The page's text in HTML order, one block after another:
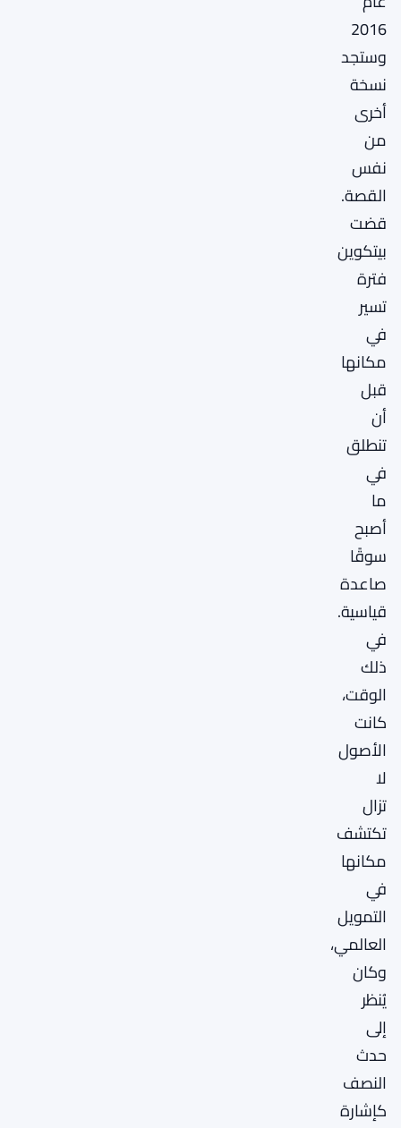
2016
وستجد
نسخة
أخرى
من
نفس
القصة.
قضت
بيتكوين
فترة
تسير
في
مكانها
قبل
أن
تنطلق
في
ما
أصبح
سوقًا
صاعدة
قياسية.
في
ذلك
الوقت،
كانت
الأصول
لا
تزال
تكتشف
مكانها
في
التمويل
العالمي،
وكان
يُنظر
إلى
حدث
النصف
كإشارة